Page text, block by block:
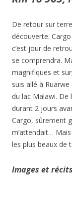
De retour sur
découverte.
c’est jour de
se comprendra.
magnifiques et
suis allé à
du lac Malawi. De
durant 2 jours
Cargo, sûrement
m’attendait…
les plus beaux de
Images et